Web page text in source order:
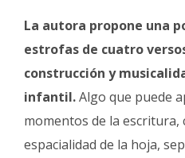
La autora propone una
estrofas de cuatro
construcción y
infantil.Algo que puede
momentos de la escritura,
espacialidad de la hoja,